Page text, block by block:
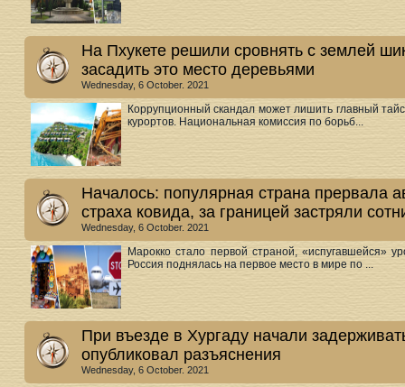
На Пхукете решили сровнять с землей
засадить это место деревьями
Wednesday, 6 October. 2021
Коррупционный скандал может лишить главный
курортов. Национальная комиссия по борьб...
Началось: популярная страна прервала
страха ковида, за границей застряли
Wednesday, 6 October. 2021
Марокко стало первой страной, «испугавшейся»
Россия поднялась на первое место в мире по ...
При въезде в Хургаду начали
опубликовал разъяснения
Wednesday, 6 October. 2021